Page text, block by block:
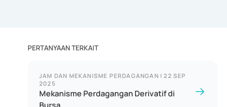
PERTANYAAN TERKAIT
JAM DAN MEKANISME PERDAGANGAN | 22 SEP
2025
Mekanisme Perdagangan Derivatif di